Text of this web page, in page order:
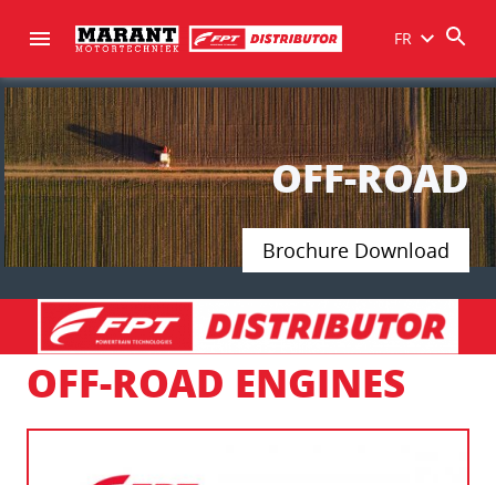
FR
OFF-ROAD
Brochure Download
OFF-ROAD ENGINES